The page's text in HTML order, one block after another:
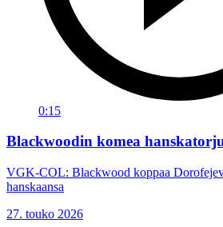
0:15
Blackwoodin komea
VGK-COL: Blackwood koppaa
hanskaansa
27. touko 2026